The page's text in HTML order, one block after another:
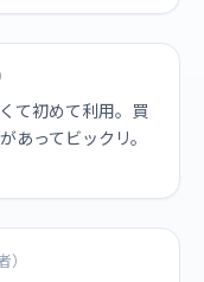
て初めて利用。買
あってビックリ。